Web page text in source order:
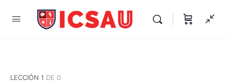
LECCIÓN 1 DE 0